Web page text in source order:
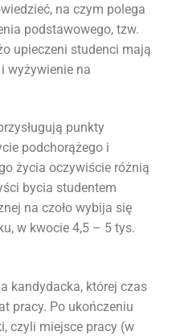
na czym polega
podstawowego, tzw.
upieczeni studenci mają
wyżywienie na
punkty
podchorążego i
życia oczywiście różnią
bycia studentem
na czoło wybija się
w kwocie 4,5 – 5 tys.
kandydacka, której czas
pracy. Po ukończeniu
czyli miejsce pracy (w